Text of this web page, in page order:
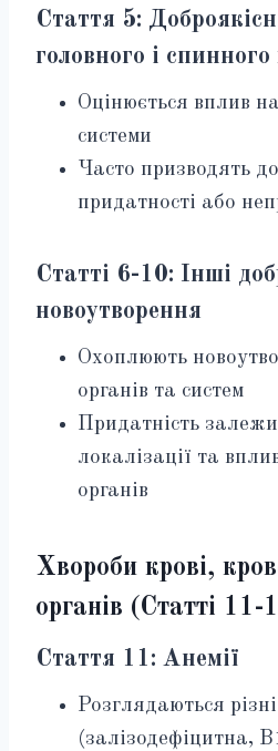
Стаття 5:
головного і спинного
Оцінюється вплив
системи
Часто призводять
придатності або
Статті 6-10: Інші
новоутворення
Охоплюють
органів та систем
Придатність
локалізації та
органів
Хвороби крові,
органів (Статті 11-
Стаття 11: Анемії
Розглядаються
(залізодефіцитна,